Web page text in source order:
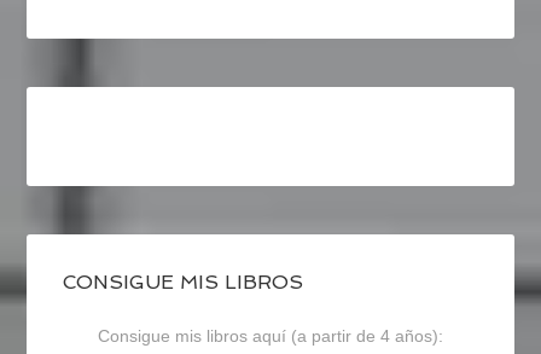
CONSIGUE MIS LIBROS
Consigue mis libros aquí (a partir de 4 años):